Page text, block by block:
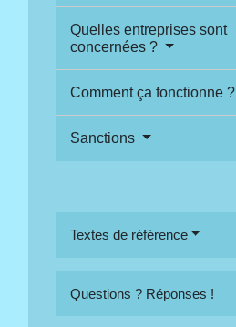
Quelles entreprises sont
concernées ?
Comment ça fonctionne ?
Sanctions
Textes de référence
Questions ? Réponses !